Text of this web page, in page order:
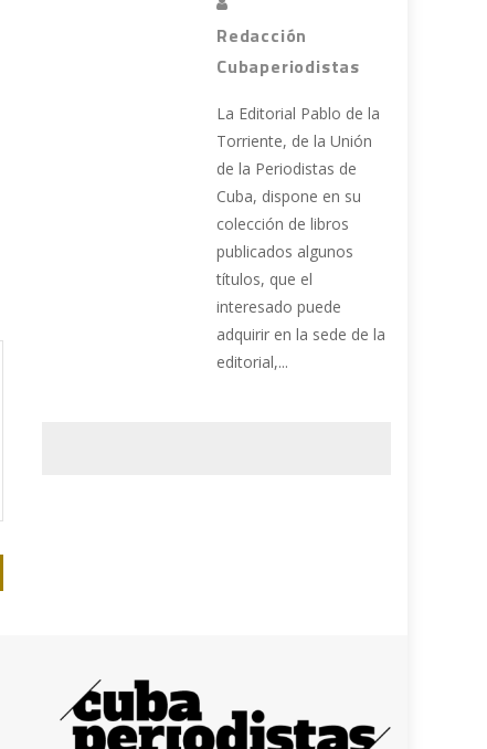
Redacción
Cubaperiodistas
La Editorial Pablo de la
Torriente, de la Unión
de la Periodistas de
Cuba, dispone en su
colección de libros
publicados algunos
títulos, que el
interesado puede
adquirir en la sede de la
editorial,...